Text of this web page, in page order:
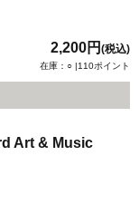
2,200円 (税込)
在庫：○ |110ポイント
Art & Music